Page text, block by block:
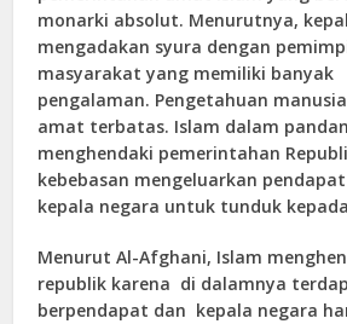
monarki absolut. Menurutnya,
mengadakan syura dengan
masyarakat yang memiliki banyak
pengalaman. Pengetahuan
amat terbatas. Islam dalam
menghendaki pemerintahan
kebebasan mengeluarkan
kepala negara untuk tunduk
Menurut Al-Afghani, Islam
republik karena di dalamnya
berpendapat dan kepala negara